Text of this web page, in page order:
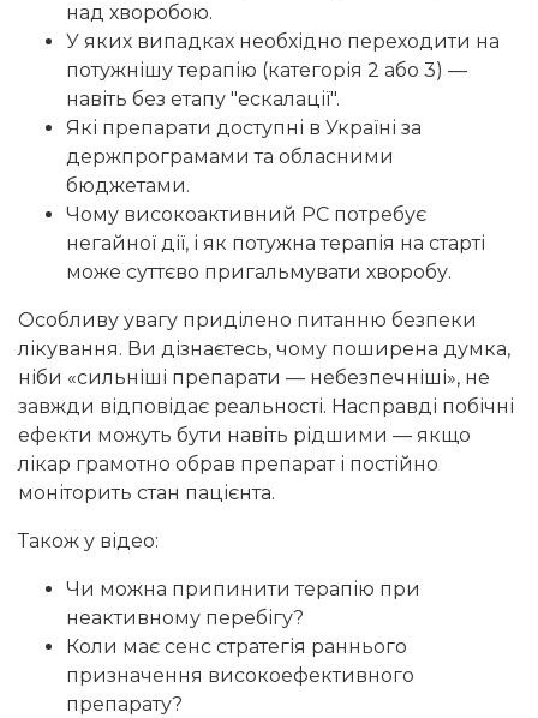
над хворобою.
У яких випадках необхідно переходити на
потужнішу терапію (категорія 2 або 3) —
навіть без етапу "ескалації".
Які препарати доступні в Україні за
держпрограмами та обласними
бюджетами.
Чому високоактивний РС потребує
негайної дії, і як потужна терапія на старті
може суттєво пригальмувати хворобу.
Особливу увагу приділено питанню безпеки
лікування. Ви дізнаєтесь, чому поширена думка,
ніби «сильніші препарати — небезпечніші», не
завжди відповідає реальності. Насправді побічні
ефекти можуть бути навіть рідшими — якщо
лікар грамотно обрав препарат і постійно
моніторить стан пацієнта.
Також у відео:
Чи можна припинити терапію при
неактивному перебігу?
Коли має сенс стратегія раннього
призначення високоефективного
препарату?